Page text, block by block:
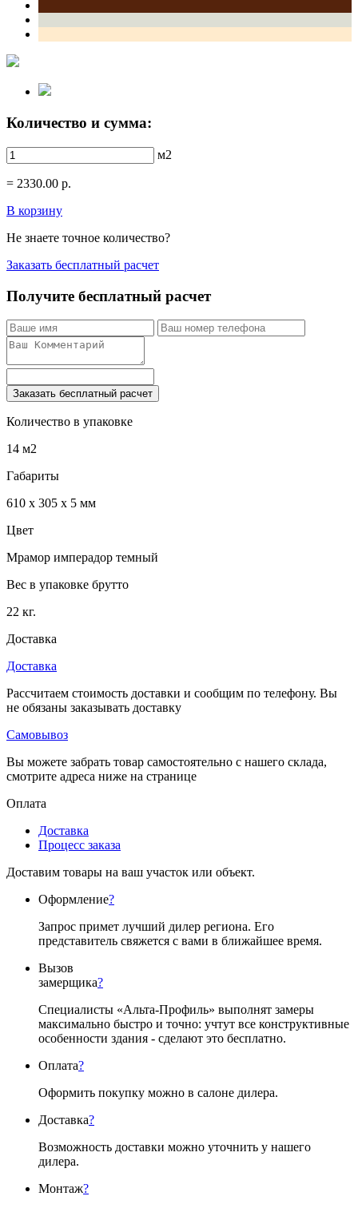
Количество и сумма:
м2
= 2330.00 р.
В корзину
Не знаете точное количество?
Заказать бесплатный расчет
Получите бесплатный расчет
Заказать бесплатный расчет
Количество в упаковке
14 м2
Габариты
610 x 305 x 5 мм
Цвет
Мрамор имперадор темный
Вес в упаковке брутто
22 кг.
Доставка
Доставка
Рассчитаем стоимость доставки и сообщим по телефону. Вы
не обязаны заказывать доставку
Самовывоз
Вы можете забрать товар самостоятельно с нашего склада,
смотрите адреса ниже на странице
Оплата
Доставка
Процесс заказа
Доставим товары на ваш участок или объект.
Оформление?
Запрос примет лучший дилер региона. Его
представитель свяжется с вами в ближайшее время.
Вызов
замерщика?
Специалисты «Альта-Профиль» выполнят замеры
максимально быстро и точно: учтут все конструктивные
особенности здания - сделают это бесплатно.
Оплата?
Оформить покупку можно в салоне дилера.
Доставка?
Возможность доставки можно уточнить у нашего
дилера.
Монтаж?